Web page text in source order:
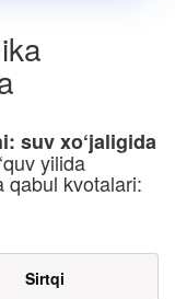
suv xo‘jaligida
yilida
qabul kvotalari:
Sirtqi